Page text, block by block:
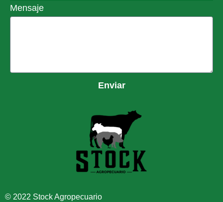
Mensaje
Enviar
© 2022 Stock Agropecuario